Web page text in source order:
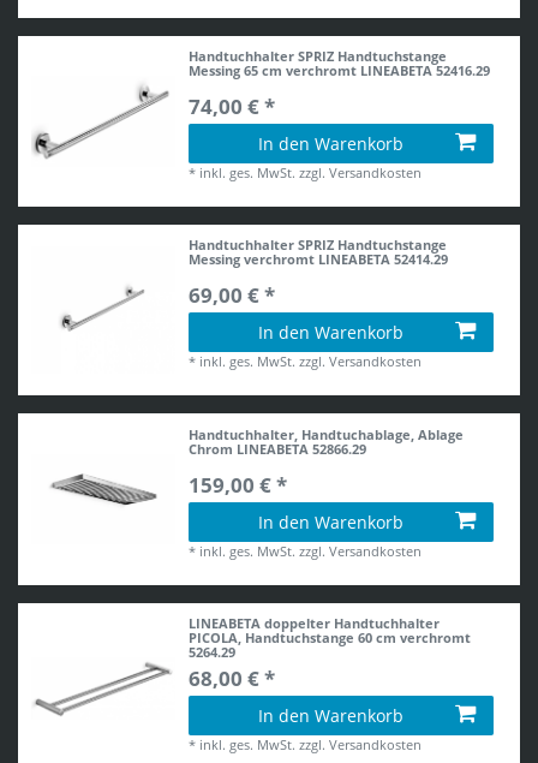
Handtuchhalter SPRIZ Handtuchstange
Messing 65 cm verchromt LINEABETA 52416.29
74,00 € *
In den Warenkorb
* inkl. ges. MwSt. zzgl.Versandkosten
Handtuchhalter SPRIZ Handtuchstange
Messing verchromt LINEABETA 52414.29
69,00 € *
In den Warenkorb
* inkl. ges. MwSt. zzgl.Versandkosten
Handtuchhalter, Handtuchablage, Ablage
Chrom LINEABETA 52866.29
159,00 € *
In den Warenkorb
* inkl. ges. MwSt. zzgl.Versandkosten
LINEABETA doppelter Handtuchhalter
PICOLA, Handtuchstange 60 cm verchromt
5264.29
68,00 € *
In den Warenkorb
* inkl. ges. MwSt. zzgl.Versandkosten